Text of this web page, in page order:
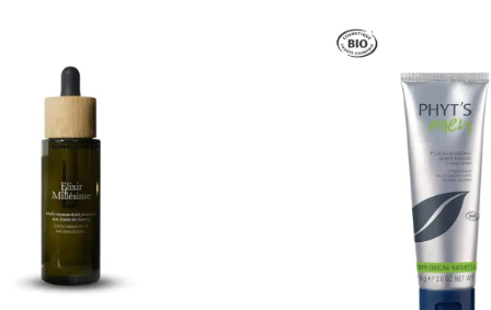
— Rituel Eau
— Rituel Feu
— Rituel Terre
des saisons :
L'Onde d'Apasia — Rituel Eau
L'Envol de Vayuna — Rituel Air
Le Havre de Prithvia — Rituel
régénération complète